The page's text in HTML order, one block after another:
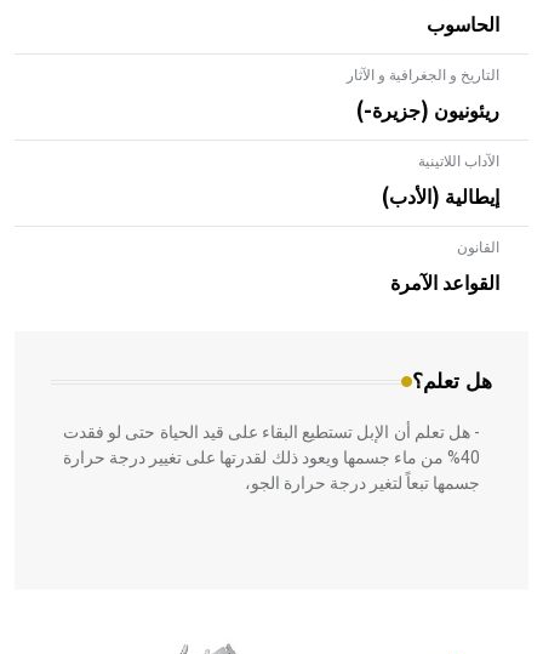
الحاسوب
التاريخ و الجغرافية و الآثار
ريئونيون (جزيرة-)
الآداب اللاتينية
إيطالية (الأدب)
القانون
القواعد الآمرة
هل تعلم؟
- هل تعلم أن الأبلق نوع من الفنون الهندسية التي ارتبطت
بالعمارة الإسلامية في بلاد الشام ومصر خاصة، حيث يحرص
المعمار على بناء مداميكه وخاصة في الواجهات
- هل تعلم أن الإبل تستطيع البقاء على قيد الحياة حتى لو فقدت
40% من ماء جسمها ويعود ذلك لقدرتها على تغيير درجة حرارة
جسمها تبعاً لتغير درجة حرارة الجو،
الحكم، الأدلة، تنظيم التغذية، ورسالته في جروح الرأس. ويعود